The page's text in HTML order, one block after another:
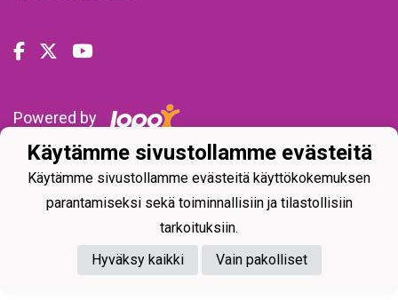
Powered by
Käytämme sivustollamme evästeitä
Käytämme sivustollamme evästeitä käyttökokemuksen
parantamiseksi sekä toiminnallisiin ja tilastollisiin
tarkoituksiin.
Hyväksy kaikki
Vain pakolliset